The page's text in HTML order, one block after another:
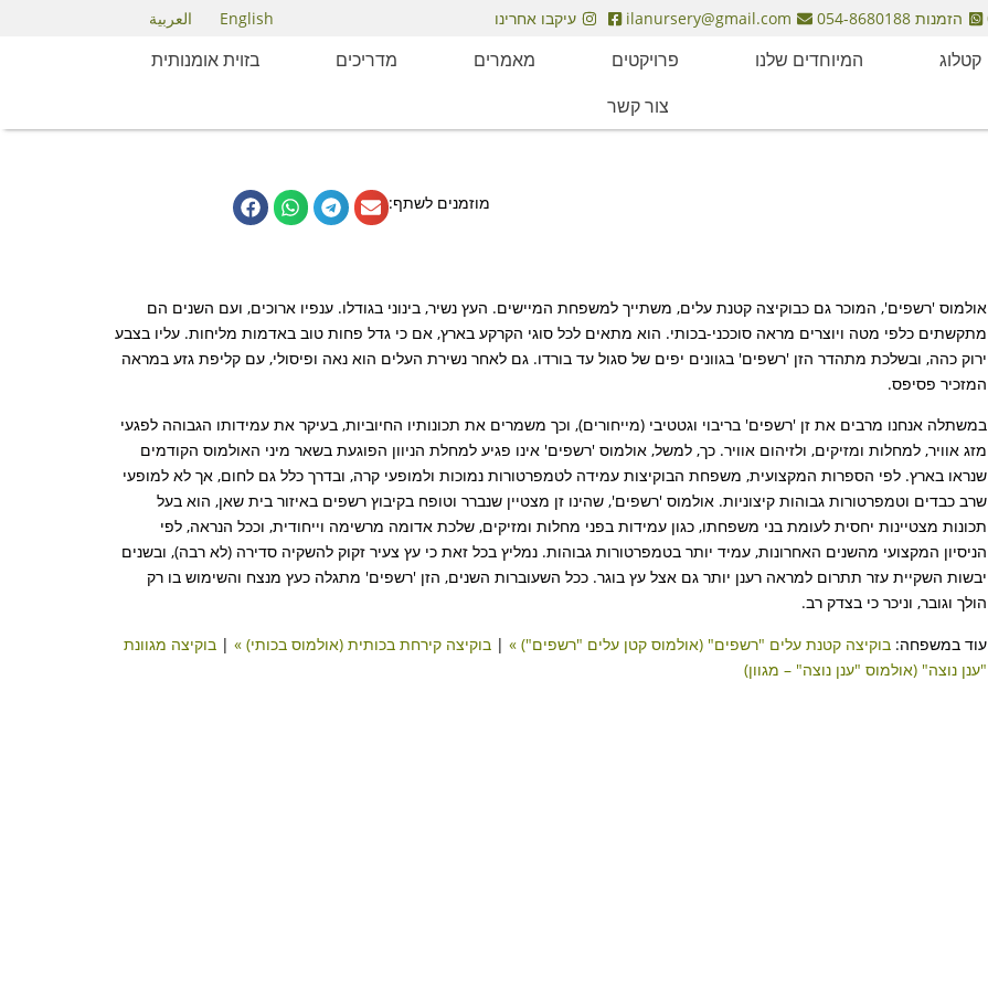
הזמנות 054-8680188 ilanursery@gmail.com עיקבו אחרינו English العربية
קטלוג המיוחדים שלנו פרויקטים מאמרים מדריכים
בזוית אומנותית
צור קשר
מוזמנים לשתף:
אולמוס 'רשפים', המוכר גם כבוקיצה קטנת עלים, משתייך למשפחת המיישים. העץ נשיר, בינוני בגודלו. ענפיו ארוכים, ועם השנים הם
מתקשתים כלפי מטה ויוצרים מראה סוככני-בכותי. הוא מתאים לכל סוגי הקרקע בארץ, אם כי גדל פחות טוב באדמות מליחות. עליו בצבע
ירוק כהה, ובשלכת מתהדר הזן 'רשפים' בגוונים יפים של סגול עד בורדו. גם לאחר נשירת העלים הוא נאה ופיסולי, עם קליפת גזע במראה
המזכיר פסיפס.
במשתלה אנחנו מרבים את זן 'רשפים' בריבוי וגטטיבי (מייחורים), וכך משמרים את תכונותיו החיוביות, בעיקר את עמידותו הגבוהה לפגעי
מזג אוויר, למחלות ומזיקים, ולזיהום אוויר. כך, למשל, אולמוס 'רשפים' אינו פגיע למחלת הניוון הפוגעת בשאר מיני האולמוס הקודמים
שנראו בארץ. לפי הספרות המקצועית, משפחת הבוקיצות עמידה לטמפרטורות נמוכות ולמופעי קרה, ובדרך כלל גם לחום, אך לא למופעי
שרב כבדים וטמפרטורות גבוהות קיצוניות. אולמוס 'רשפים', שהינו זן מצטיין שנברר וטופח בקיבוץ רשפים באיזור בית שאן, הוא בעל
תכונות מצטיינות יחסית לעומת בני משפחתו, כגון עמידות בפני מחלות ומזיקים, שלכת אדומה מרשימה וייחודית, וככל הנראה, לפי
הניסיון המקצועי מהשנים האחרונות, עמיד יותר בטמפרטורות גבוהות. נמליץ בכל זאת כי עץ צעיר זקוק להשקיה סדירה (לא רבה), ובשנים
יבשות השקיית עזר תתרום למראה רענן יותר גם אצל עץ בוגר. ככל השעוברות השנים, הזן 'רשפים' מתגלה כעץ מנצח והשימוש בו רק
הולך וגובר, וניכר כי בצדק רב.
עוד במשפחה:בוקיצה קטנת עלים "רשפים" (אולמוס קטן עלים "רשפים") » |בוקיצה קירחת בכותית (אולמוס בכותי) » |בוקיצה מגוונת
"ענן נוצה" (אולמוס "ענן נוצה" – מגוון)